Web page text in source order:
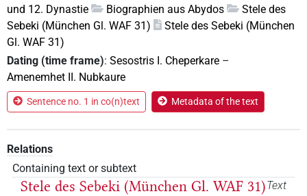
und 12. Dynastie
Biographien aus Abydos
Stele des
Sebeki (München Gl. WAF 31)
Stele des Sebeki (München
Gl. WAF 31)
Dating (time frame): Sesostris I. Cheperkare –
Amenemhet II. Nubkaure
Sentence no. 1 in co(n)text Metadata of the text
Relations
Containing text or subtext
Text
Stele des Sebeki (München Gl. WAF 31)